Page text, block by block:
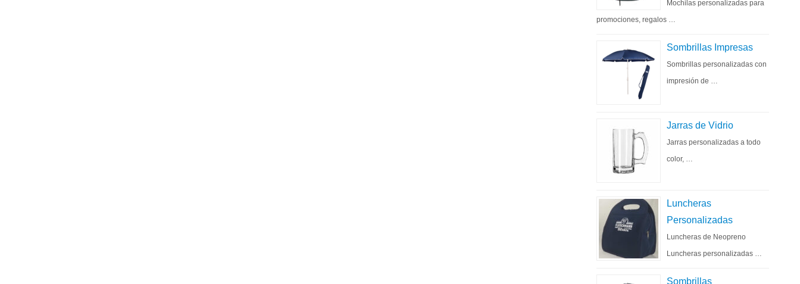
Mochilas personalizadas para
promociones, regalos …
Sombrillas Impresas
Sombrillas personalizadas con
impresión de …
Jarras de Vidrio
Jarras personalizadas a todo
color, …
Luncheras
Personalizadas
Luncheras de Neopreno
Luncheras personalizadas …
Sombrillas